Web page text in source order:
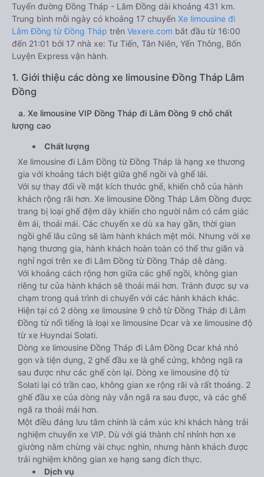
Tuyến đường Đồng Tháp - Lâm Đồng dài khoảng 431 km.
Trung bình mỗi ngày có khoảng 17 chuyến Xe limousine đi
Lâm Đồng từ Đồng Tháp trên Vexere.com bắt đầu từ 16:00
đến 21:01 bởi 17 nhà xe: Tư Tiến, Tân Niên, Yến Thông, Bốn
Luyện Express vận hành.
1. Giới thiệu các dòng xe limousine Đồng Tháp Lâm
Đồng
a. Xe limousine VIP Đồng Tháp đi Lâm Đồng 9 chỗ chất
lượng cao
Chất lượng
Xe limousine đi Lâm Đồng từ Đồng Tháp là hạng xe thương
gia với khoảng tách biệt giữa ghế ngồi và ghế lái.
Với sự thay đổi về mặt kích thước ghế, khiến chỗ của hành
khách rộng rãi hơn. Xe limousine Đồng Tháp Lâm Đồng được
trang bị loại ghế đệm dày khiến cho người nằm có cảm giác
êm ái, thoải mái. Các chuyến xe dù xa hay gần, thời gian
ngồi ghế lâu cũng sẽ làm hành khách mệt mỏi. Nhưng với xe
hạng thương gia, hành khách hoàn toàn có thể thư giãn và
nghỉ ngơi trên xe đi Lâm Đồng từ Đồng Tháp dễ dàng.
Với khoảng cách rộng hơn giữa các ghế ngồi, không gian
riêng tư của hành khách sẽ thoải mái hơn. Tránh được sự va
chạm trong quá trình di chuyển với các hành khách khác.
Hiện tại có 2 dòng xe limousine 9 chỗ từ Đồng Tháp đi Lâm
Đồng từ nổi tiếng là loại xe limousine Dcar và xe limousine độ
từ xe Huyndai Solati.
Dòng xe limousine Đồng Tháp đi Lâm Đồng Dcar khá nhỏ
gọn và tiện dụng, 2 ghế đầu xe là ghế cứng, không ngã ra
sau được như các ghế còn lại. Dòng xe limousine độ từ
Solati lại có trần cao, không gian xe rộng rãi và rất thoáng. 2
ghế đầu xe của dòng này vẫn ngã ra sau được, và các ghế
ngã ra thoải mái hơn.
Một điều đáng lưu tâm chính là cảm xúc khi khách hàng trải
nghiệm chuyến xe VIP. Dù với giá thành chỉ nhỉnh hơn xe
giường nằm chừng vài chục nghìn, nhưng hành khách được
trải nghiệm không gian xe hạng sang đích thực.
Dịch vụ